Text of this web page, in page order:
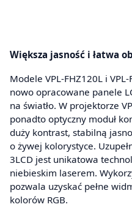
Większa jasność i łatwa
Modele VPL-FHZ120L i
nowo opracowane panele
na światło. W projektorze
ponadto optyczny moduł
duży kontrast, stabilną
o żywej kolorystyce.
3LCD jest unikatowa
niebieskim laserem.
pozwala uzyskać pełne
kolorów RGB.